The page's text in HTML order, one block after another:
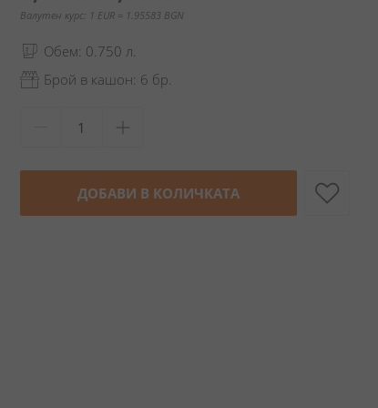
Валутен курс: 1 EUR = 1.95583 BGN
Обем: 0.750 л.
Брой в кашон: 6 бр.
ДОБАВИ В КОЛИЧКАТА